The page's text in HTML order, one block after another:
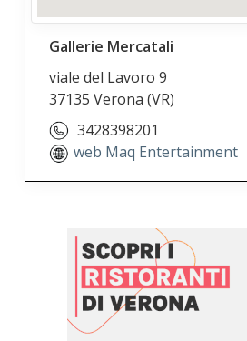
Gallerie Mercatali
viale del Lavoro 9
37135 Verona(VR)
3428398201
web Maq Entertainment